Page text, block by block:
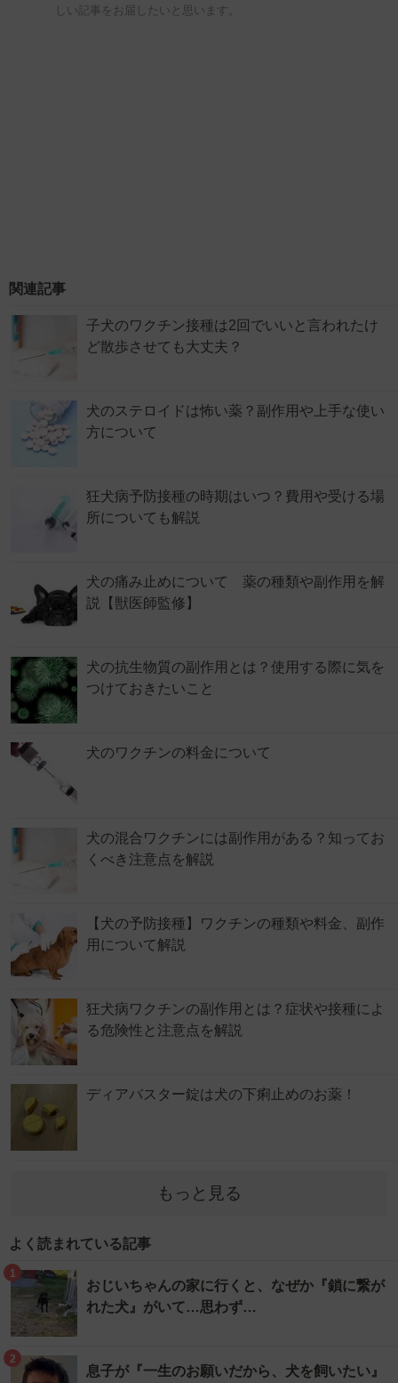
しい記事をお届したいと思います。
関連記事
子犬のワクチン接種は2回でいいと言われたけ
ど散歩させても大丈夫？
犬のステロイドは怖い薬？副作用や上手な使い
方について
狂犬病予防接種の時期はいつ？費用や受ける場
所についても解説
犬の痛み止めについて 薬の種類や副作用を解
説【獣医師監修】
犬の抗生物質の副作用とは？使用する際に気を
つけておきたいこと
犬のワクチンの料金について
犬の混合ワクチンには副作用がある？知ってお
くべき注意点を解説
【犬の予防接種】ワクチンの種類や料金、副作
用について解説
狂犬病ワクチンの副作用とは？症状や接種によ
る危険性と注意点を解説
ディアバスター錠は犬の下痢止めのお薬！
もっと見る
よく読まれている記事
1
おじいちゃんの家に行くと、なぜか『鎖に繋が
れた犬』がいて…思わず…
2
息子が『一生のお願いだから、犬を飼いたい』